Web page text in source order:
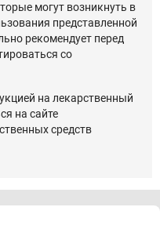
могут возникнуть в
представленной
рекомендует перед
со
на лекарственный
на сайте
средств